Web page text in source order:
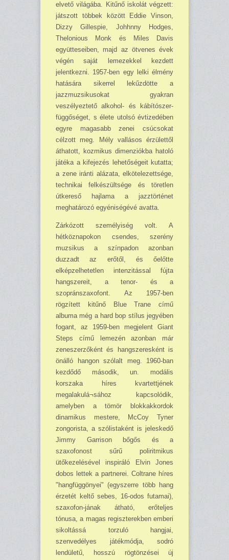
elvető világába. Kitűnő iskolát végzett:
játszott többek között Eddie Vinson,
Dizzy Gillespie, Johhnny Hodges,
Thelonious Monk és Miles Davis
együtteseiben, majd az ötvenes évek
végén saját lemezekkel kezdett
jelentkezni. 1957-ben egy lelki élmény
hatására sikerrel lekűzdötte a
jazzmuzsikusokat gyakran
veszélyeztető alkohol- és kábítószer-
függőséget, s élete utolsó évtizedében
egyre magasabb zenei csúcsokat
célzott meg. Mély vallásos érzülettől
áthatott, kozmikus dimenziókba hatoló
játéka a kifejezés lehetőségeit kutatta;
a zene iránti alázata, elkötelezettsége,
technikai felkészültsége és töretlen
útkereső hajlama a jazztörténet
meghatározó egyéniségévé avatta.
Zárkózott személyiség volt. A
hétköznapokon csendes, szerény
muzsikus a színpadon azonban
duzzadt az erőtől, és őelőtte
elképzelhetetlen intenzitással fújta
hangszereit, a tenor- és a
szopránszaxofont. Az 1957-ben
rögzített kitűnő Blue Trane című
albuma még a hard bop stílus jegyében
fogant, az 1959-ben megjelent Giant
Steps című lemezén azonban már
zeneszerzőként és hangszeresként is
önálló hangon szólalt meg. 1960-ban
kezdődő második, un. modális
korszaka híres kvartettjének
megalakulá¬sához kapcsolódik,
amelyben a tömör blokkakkordok
dinamikus mestere, McCoy Tyner
zongorista, a szólistaként is jeleskedő
Jimmy Garrison bőgős és a
szaxofonost sűrű poliritmikus
ütőkezelésével inspiráló Elvin Jones
dobos lettek a partnerei. Coltrane híres
"hangfüggönyei" (egyszerre több hang
érzetét keltő sebes, 16-odos futamai),
szaxofon-jának átható, erőteljes
tónusa, a magas regiszterekben emberi
sikoltássá torzuló hangjai,
szenvedélyes játékmódja, sodró
lendületű, hosszú rögtönzései új